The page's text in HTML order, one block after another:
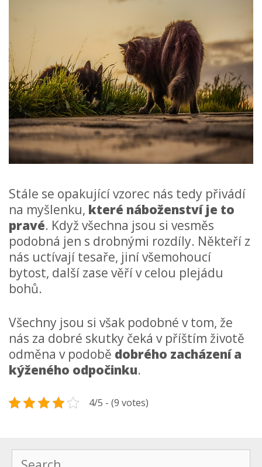
Stále se opakující vzorec nás tedy přivádí
na myšlenku, které náboženství je to
pravé. Když všechna jsou si vesměs
podobná jen s drobnými rozdíly. Někteří z
nás uctívají tesaře, jiní všemohoucí
bytost, další zase věří v celou plejádu
bohů.
Všechny jsou si však podobné v tom, že
nás za dobré skutky čeká v příštím životě
odměna v podobě dobrého zacházení a
kýženého odpočinku.
4/5 - (9 votes)